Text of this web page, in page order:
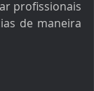
profissionais
de maneira